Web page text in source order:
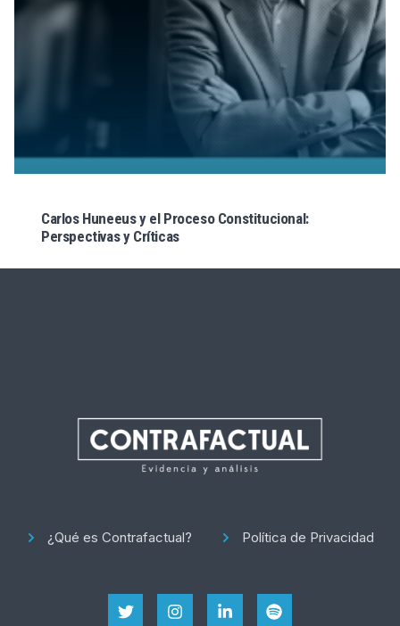
Carlos Huneeus y el Proceso Constitucional:
Perspectivas y Críticas
¿Qué es Contrafactual? Política de Privacidad